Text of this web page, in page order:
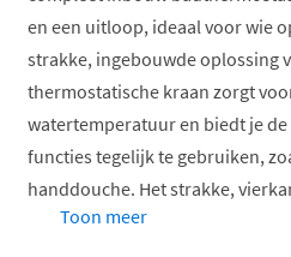
en een uitloop, ideaal voor wie
strakke, ingebouwde oplossing
thermostatische kraan zorgt
watertemperatuur en biedt je
functies tegelijk te gebruiken,
handdouche. Het strakke,
draaiknoppen geeft je
Toon meer